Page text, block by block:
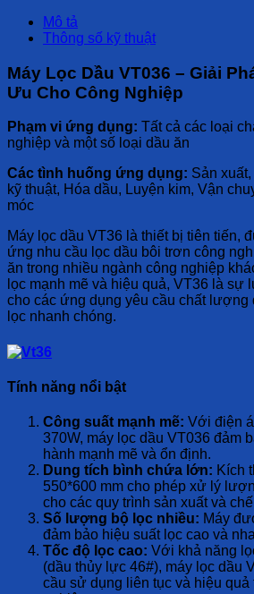
Mô tả
Thông số kỹ thuật
Máy Lọc Dầu VT036 – Giải
Ưu Cho Công Nghiệp
Phạm vi ứng dụng: Tất cả các loại
nghiệp và một số loại dầu ăn
Các tình huống ứng dụng: Sản
kỹ thuật, Hóa dầu, Luyện kim, Vận
móc
Máy lọc dầu VT36 là thiết bị tiên tiến,
ứng nhu cầu lọc dầu bôi trơn công
ăn trong nhiều ngành công nghiệp
lọc mạnh mẽ và hiệu quả, VT36 là sự
cho các ứng dụng yêu cầu chất lượng
lọc nhanh chóng.
Tính năng nổi bật
Công suất mạnh mẽ: Với điện
370W, máy lọc dầu VT036 đảm
hành mạnh mẽ và ổn định.
Dung tích bình chứa lớn: Kích
550*600 mm cho phép xử lý
cho các quy trình sản xuất và
Số lượng bộ lọc nhiều: Máy
đảm bảo hiệu suất lọc cao và
Tốc độ lọc cao: Với khả năng
(dầu thủy lực 46#), máy lọc dầu
cầu sử dụng liên tục và hiệu quả